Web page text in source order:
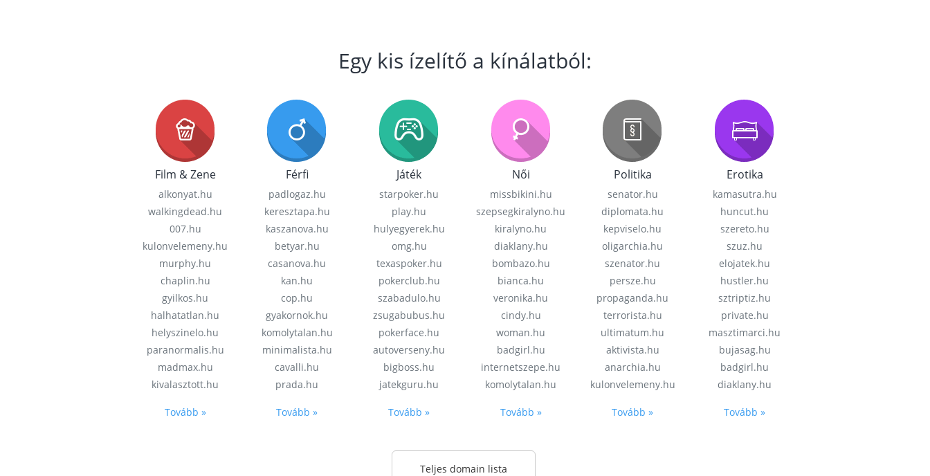
Egy kis ízelítő a kínálatból:
Film & Zene
alkonyat.hu
walkingdead.hu
007.hu
kulonvelemeny.hu
murphy.hu
chaplin.hu
gyilkos.hu
halhatatlan.hu
helyszinelo.hu
paranormalis.hu
madmax.hu
kivalasztott.hu
Tovább »
Férfi
padlogaz.hu
keresztapa.hu
kaszanova.hu
betyar.hu
casanova.hu
kan.hu
cop.hu
gyakornok.hu
komolytalan.hu
minimalista.hu
cavalli.hu
prada.hu
Tovább »
Játék
starpoker.hu
play.hu
hulyegyerek.hu
omg.hu
texaspoker.hu
pokerclub.hu
szabadulo.hu
zsugabubus.hu
pokerface.hu
autoverseny.hu
bigboss.hu
jatekguru.hu
Tovább »
Női
missbikini.hu
szepsegkiralyno.hu
kiralyno.hu
diaklany.hu
bombazo.hu
bianca.hu
veronika.hu
cindy.hu
woman.hu
badgirl.hu
internetszepe.hu
komolytalan.hu
Tovább »
Politika
senator.hu
diplomata.hu
kepviselo.hu
oligarchia.hu
szenator.hu
persze.hu
propaganda.hu
terrorista.hu
ultimatum.hu
aktivista.hu
anarchia.hu
kulonvelemeny.hu
Tovább »
Erotika
kamasutra.hu
huncut.hu
szereto.hu
szuz.hu
elojatek.hu
hustler.hu
sztriptiz.hu
private.hu
masztimarci.hu
bujasag.hu
badgirl.hu
diaklany.hu
Tovább »
Teljes domain lista